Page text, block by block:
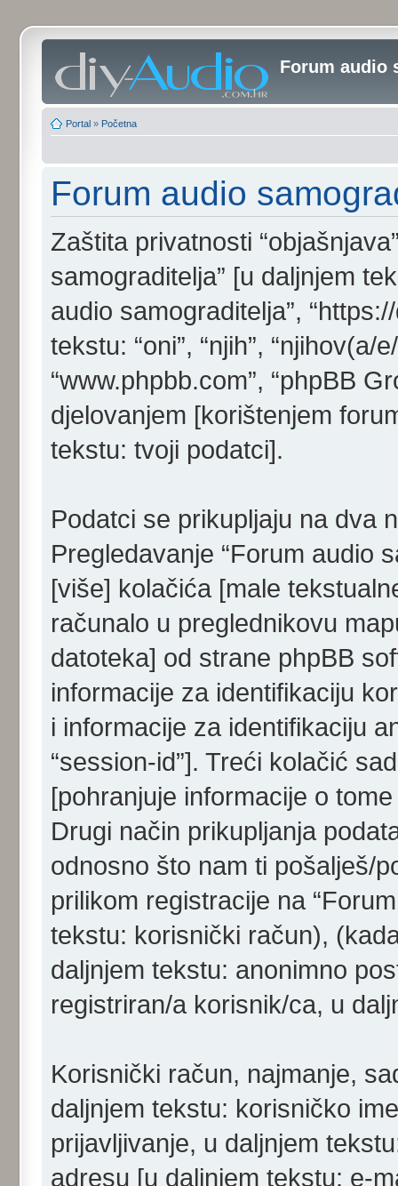
Forum audio
Portal » Početna
Forum audio
Zaštita privatnosti
samograditelja” [u daljnjem
audio samograditelja”,
tekstu: “oni”, “njih”, “njihov(a/
“www.phpbb.com”, “phpBB
djelovanjem [korištenjem
tekstu: tvoji podatci].
Podatci se prikupljaju na dva
Pregledavanje “Forum audio
[više] kolačića [male
računalo u preglednikovu
datoteka] od strane phpBB
informacije za identifikaciju
i informacije za identifikaciju
“session-id”]. Treći kolačić
[pohranjuje informacije o
Drugi način prikupljanja
odnosno što nam ti pošalješ/
prilikom registracije na
tekstu: korisnički račun),
daljnjem tekstu: anonimno
registriran/a korisnik/ca, u
Korisnički račun, najmanje,
daljnjem tekstu: korisničko
prijavljivanje, u daljnjem
adresu [u daljnjem tekstu: e-